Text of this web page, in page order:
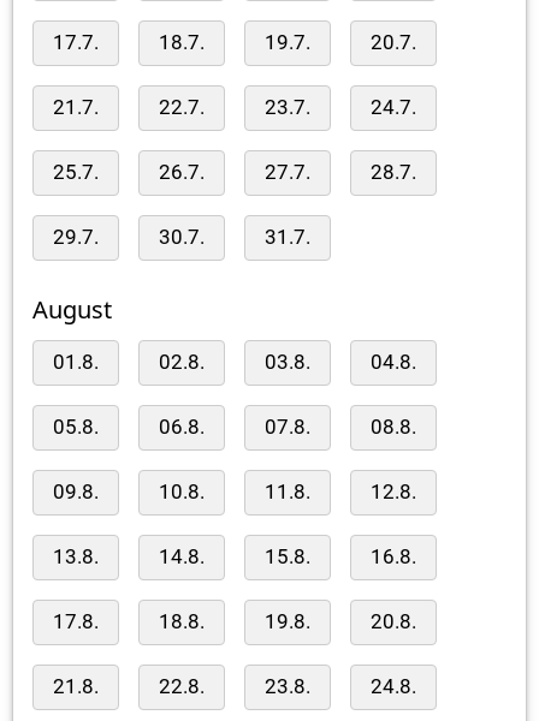
17.7. 18.7. 19.7. 20.7.
21.7. 22.7. 23.7. 24.7.
25.7. 26.7. 27.7. 28.7.
29.7. 30.7. 31.7.
August
01.8. 02.8. 03.8. 04.8.
05.8. 06.8. 07.8. 08.8.
09.8. 10.8. 11.8. 12.8.
13.8. 14.8. 15.8. 16.8.
17.8. 18.8. 19.8. 20.8.
21.8. 22.8. 23.8. 24.8.